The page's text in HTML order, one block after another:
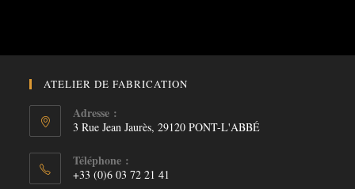
ATELIER DE FABRICATION
Adresse :
3 Rue Jean Jaurès, 29120 PONT-L'ABBÉ
Téléphone :
+33 (0)6 03 72 21 41